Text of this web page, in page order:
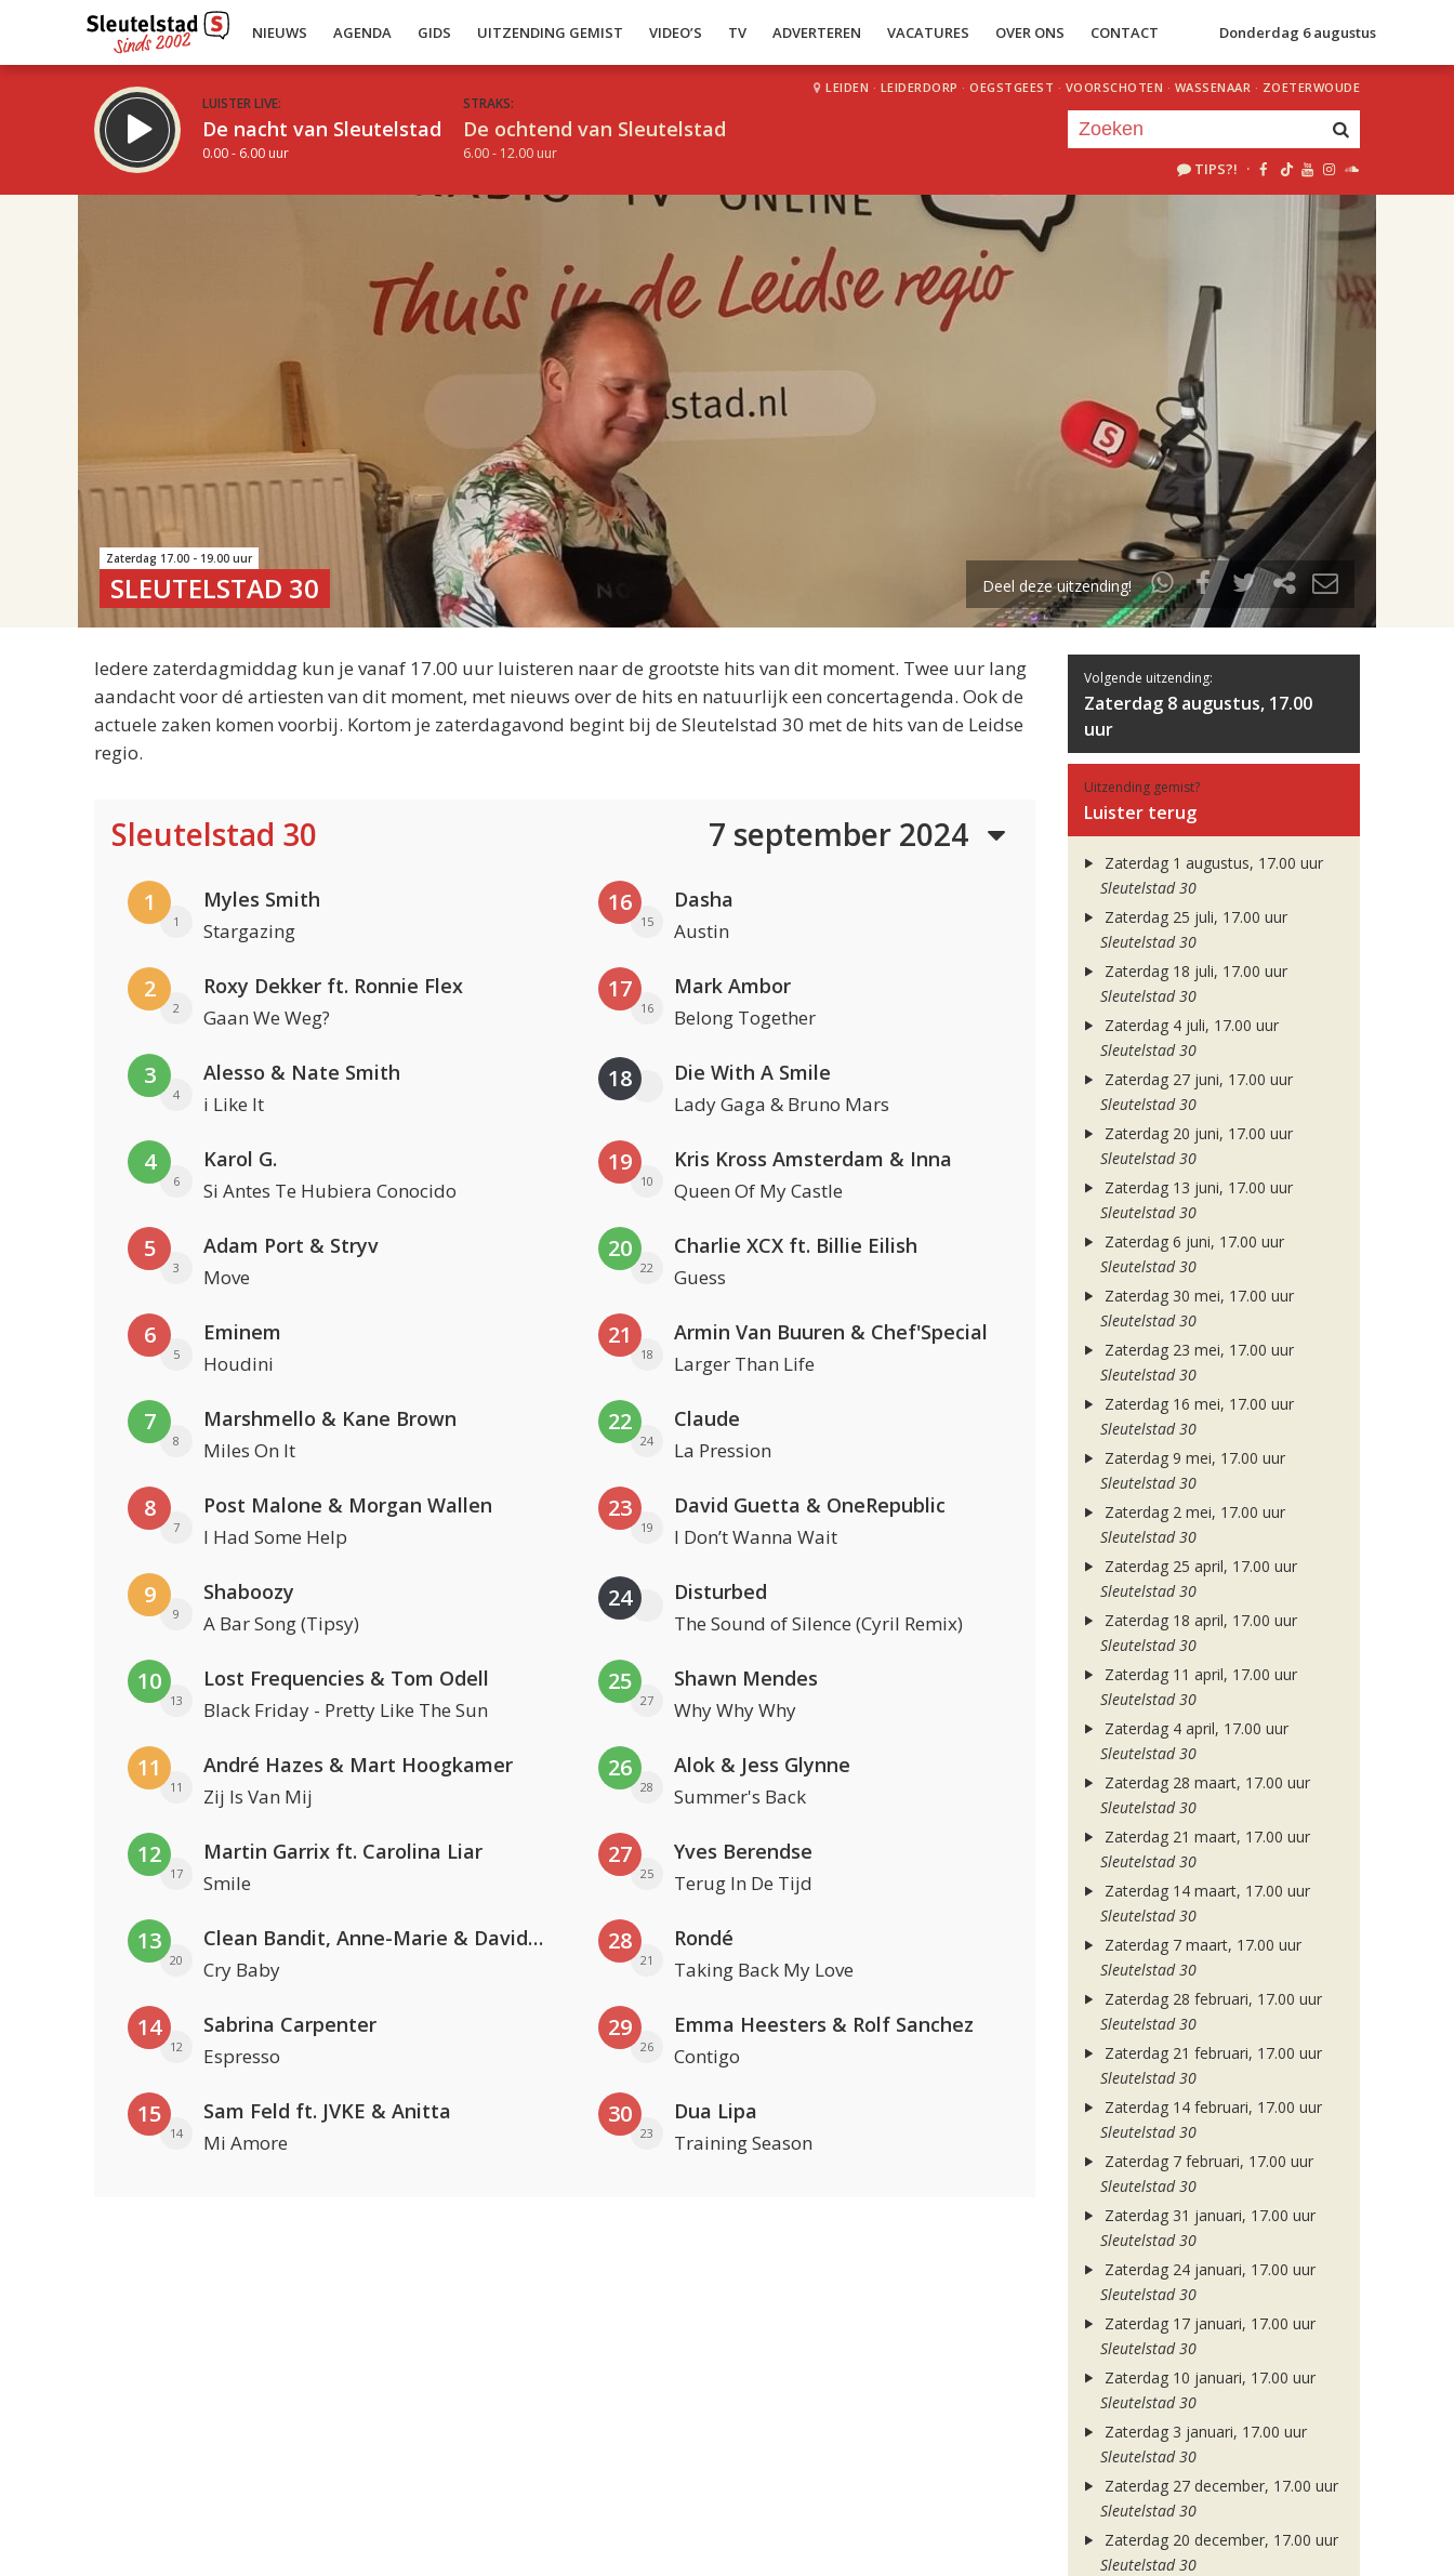
NIEUWS AGENDA GIDS UITZENDING GEMIST VIDEO’S TV ADVERTEREN VACATURES OVER ONS CONTACT Donderdag 6 augustus
LUISTER LIVE:
De nacht van Sleutelstad
0.00 - 6.00 uur
STRAKS:
De ochtend van Sleutelstad
6.00 - 12.00 uur
LEIDEN · LEIDERDORP · OEGSTGEEST · VOORSCHOTEN · WASSENAAR · ZOETERWOUDE
TIPS?! ·
uur 1 van 2
Volgend uur
Zaterdag 17.00 - 19.00 uur
SLEUTELSTAD 30 Deel deze uitzending!
Iedere zaterdagmiddag kun je vanaf 17.00 uur luisteren naar de grootste hits van dit moment. Twee uur lang
aandacht voor dé artiesten van dit moment, met nieuws over de hits en natuurlijk een concertagenda. Ook de
actuele zaken komen voorbij. Kortom je zaterdagavond begint bij de Sleutelstad 30 met de hits van de Leidse
regio.
Sleutelstad 30 7 september 2024
1
1
Myles Smith
Stargazing
2
2
Roxy Dekker ft. Ronnie Flex
Gaan We Weg?
3
4
Alesso & Nate Smith
i Like It
4
6
Karol G.
Si Antes Te Hubiera Conocido
5
3
Adam Port & Stryv
Move
6
5
Eminem
Houdini
7
8
Marshmello & Kane Brown
Miles On It
8
7
Post Malone & Morgan Wallen
I Had Some Help
9
9
Shaboozy
A Bar Song (Tipsy)
10
13
Lost Frequencies & Tom Odell
Black Friday - Pretty Like The Sun
11
11
André Hazes & Mart Hoogkamer
Zij Is Van Mij
12
17
Martin Garrix ft. Carolina Liar
Smile
13
20
Clean Bandit, Anne-Marie & David Guetta
Cry Baby
14
12
Sabrina Carpenter
Espresso
15
14
Sam Feld ft. JVKE & Anitta
Mi Amore
16
15
Dasha
Austin
17
16
Mark Ambor
Belong Together
18 Die With A Smile
Lady Gaga & Bruno Mars
19
10
Kris Kross Amsterdam & Inna
Queen Of My Castle
20
22
Charlie XCX ft. Billie Eilish
Guess
21
18
Armin Van Buuren & Chef'Special
Larger Than Life
22
24
Claude
La Pression
23
19
David Guetta & OneRepublic
I Don’t Wanna Wait
24 Disturbed
The Sound of Silence (Cyril Remix)
25
27
Shawn Mendes
Why Why Why
26
28
Alok & Jess Glynne
Summer's Back
27
25
Yves Berendse
Terug In De Tijd
28
21
Rondé
Taking Back My Love
29
26
Emma Heesters & Rolf Sanchez
Contigo
30
23
Dua Lipa
Training Season
Volgende uitzending:
Zaterdag 8 augustus, 17.00
uur
Uitzending gemist?
Luister terug
Zaterdag 1 augustus, 17.00 uur
Sleutelstad 30
Zaterdag 25 juli, 17.00 uur
Sleutelstad 30
Zaterdag 18 juli, 17.00 uur
Sleutelstad 30
Zaterdag 4 juli, 17.00 uur
Sleutelstad 30
Zaterdag 27 juni, 17.00 uur
Sleutelstad 30
Zaterdag 20 juni, 17.00 uur
Sleutelstad 30
Zaterdag 13 juni, 17.00 uur
Sleutelstad 30
Zaterdag 6 juni, 17.00 uur
Sleutelstad 30
Zaterdag 30 mei, 17.00 uur
Sleutelstad 30
Zaterdag 23 mei, 17.00 uur
Sleutelstad 30
Zaterdag 16 mei, 17.00 uur
Sleutelstad 30
Zaterdag 9 mei, 17.00 uur
Sleutelstad 30
Zaterdag 2 mei, 17.00 uur
Sleutelstad 30
Zaterdag 25 april, 17.00 uur
Sleutelstad 30
Zaterdag 18 april, 17.00 uur
Sleutelstad 30
Zaterdag 11 april, 17.00 uur
Sleutelstad 30
Zaterdag 4 april, 17.00 uur
Sleutelstad 30
Zaterdag 28 maart, 17.00 uur
Sleutelstad 30
Zaterdag 21 maart, 17.00 uur
Sleutelstad 30
Zaterdag 14 maart, 17.00 uur
Sleutelstad 30
Zaterdag 7 maart, 17.00 uur
Sleutelstad 30
Zaterdag 28 februari, 17.00 uur
Sleutelstad 30
Zaterdag 21 februari, 17.00 uur
Sleutelstad 30
Zaterdag 14 februari, 17.00 uur
Sleutelstad 30
Zaterdag 7 februari, 17.00 uur
Sleutelstad 30
Zaterdag 31 januari, 17.00 uur
Sleutelstad 30
Zaterdag 24 januari, 17.00 uur
Sleutelstad 30
Zaterdag 17 januari, 17.00 uur
Sleutelstad 30
Zaterdag 10 januari, 17.00 uur
Sleutelstad 30
Zaterdag 3 januari, 17.00 uur
Sleutelstad 30
Zaterdag 27 december, 17.00 uur
Sleutelstad 30
Zaterdag 20 december, 17.00 uur
Sleutelstad 30